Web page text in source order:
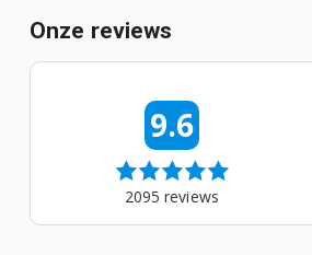
WMB81433PLPTLMA 7100642900
WMD25145M 7148181700
WMD26125T 7143281100
WMD26125T 7143282000
Onze reviews
9.6
2095 reviews
04-08-2026 10:34